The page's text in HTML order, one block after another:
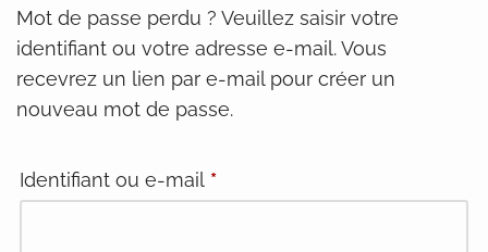
Mot de passe perdu ? Veuillez saisir votre
identifiant ou votre adresse e-mail. Vous
recevrez un lien par e-mail pour créer un
nouveau mot de passe.
Identifiant ou e-mail *